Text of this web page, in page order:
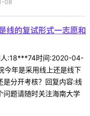
08
线的复试形式一志愿和
人:18***74时间:2020-04-
今年是采用线上还是线下
是分开考核？回复内容:线
问题请随时关注海南大学